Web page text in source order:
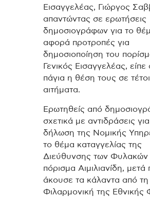
Εισαγγελέας, Γιώργος
απαντώντας σε ερωτήσεις
δημοσιογράφων για το
αφορά προτροπές για
δημοσιοποίηση του
Γενικός Εισαγγελέας, είπε
πάγια η θέση τους σε
αιτήματα.
Ερωτηθείς από
σχετικά με αντιδράσεις
δήλωση της Νομικής
το θέμα καταγγελίας της
Διεύθυνσης των Φυλακών
πόρισμα Αιμιλιανίδη, μετά
άκουσε τα κάλαντα από τη
Φιλαρμονική της Εθνικής